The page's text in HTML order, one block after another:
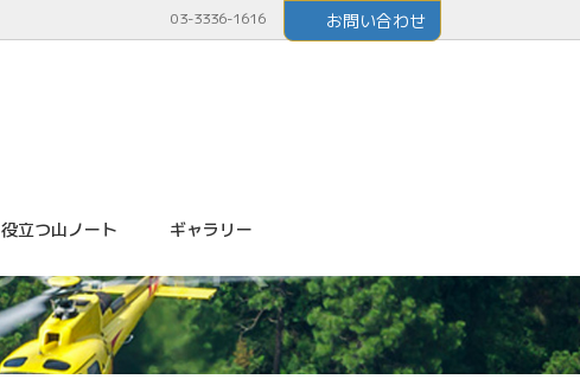
03-3336-1616 お問い合わせ
役立つ山ノート ギャラリー